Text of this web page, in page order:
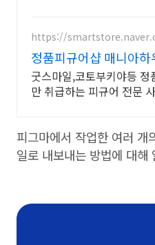
https://
정품피규어샵 매니아하
굿스마일,코토부키야등 정
만 취급하는 피규어 전문
피그마에서 작업한 여러
일로 내보내는 방법에 대해